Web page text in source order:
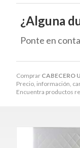
Comprar CABECERO
Precio, información,
Encuentra productos
¿Alguna
Ponte en